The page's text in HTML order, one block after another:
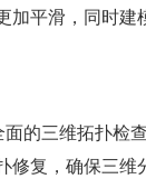
平滑，同时建
的三维拓扑检
修复，确保三